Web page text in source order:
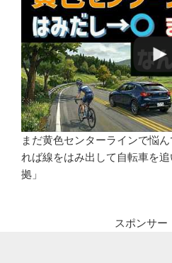
まだ黄色センターラインで悩
れば線をはみ出して自転車を
拠」
スポンサー